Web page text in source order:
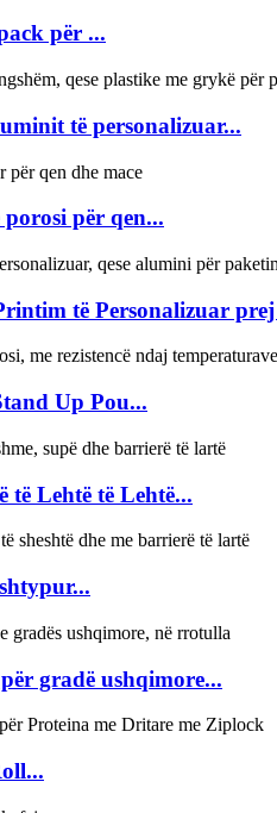
për ...
të personalizuar...
porosi për qen...
të Personalizuar
Up Pou...
të Lehtë të Lehtë...
gradë ushqimore...